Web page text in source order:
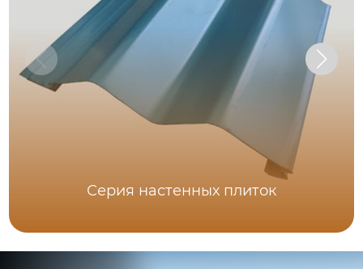
Серия настенных плиток